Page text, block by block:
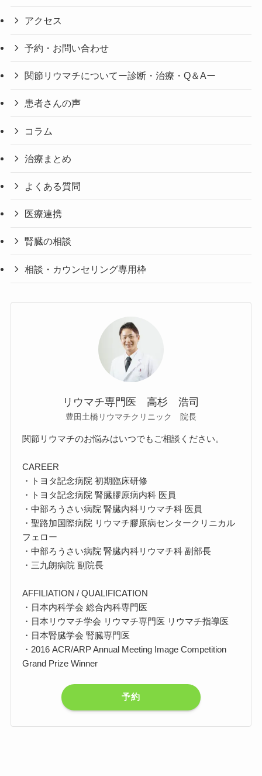
アクセス
予約・お問い合わせ
関節リウマチについてー診断・治療・Q＆Aー
患者さんの声
コラム
治療まとめ
よくある質問
医療連携
腎臓の相談
相談・カウンセリング専用枠
リウマチ専門医 高杉 浩司
豊田土橋リウマチクリニック 院長
関節リウマチのお悩みはいつでもご相談ください。
CAREER
・トヨタ記念病院 初期臨床研修
・トヨタ記念病院 腎臓膠原病内科 医員
・中部ろうさい病院 腎臓内科リウマチ科 医員
・聖路加国際病院 リウマチ膠原病センタークリニカル
フェロー
・中部ろうさい病院 腎臓内科リウマチ科 副部長
・三九朗病院 副院長
AFFILIATION / QUALIFICATION
・日本内科学会 総合内科専門医
・日本リウマチ学会 リウマチ専門医 リウマチ指導医
・日本腎臓学会 腎臓専門医
・2016 ACR/ARP Annual Meeting Image Competition
Grand Prize Winner
予約